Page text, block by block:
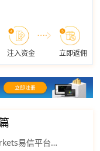
注入资金 立即返佣
easyMarkets易信平台：亚市早盘金价周二强势上涨突破新高